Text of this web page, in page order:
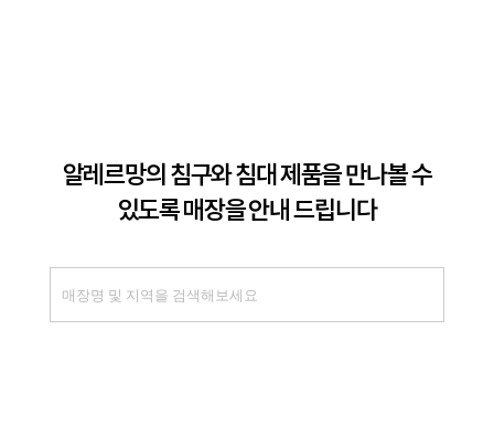
알레르망의 침구와 침대 제품을 만나볼 수
있도록 매장을 안내 드립니다